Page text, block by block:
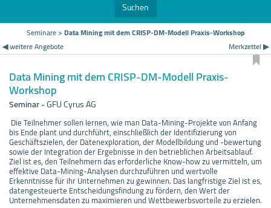
Suchen
Seminare> Data Mining mit dem CRISP-DM-Modell Praxis-Workshop
◀ weitere Angebote
Merkzettel ▶
Data Mining mit dem CRISP-DM-Modell Praxis-
Workshop
Seminar-GFU Cyrus AG
Die Teilnehmer sollen lernen, wie man Data-Mining-Projekte von Anfang
bis Ende plant und durchführt, einschließlich der Identifizierung von
Geschäftszielen, der Datenexploration, der Modellbildung und -bewertung
sowie der Integration der Ergebnisse in den betrieblichen Arbeitsablauf.
Ziel ist es, den Teilnehmern das erforderliche Know-how zu vermitteln, um
effektive Data-Mining-Analysen durchzuführen und wertvolle
Erkenntnisse für ihr Unternehmen zu gewinnen. Das langfristige Ziel ist es,
datengesteuerte Entscheidungsfindung zu fördern, den Wert der
Unternehmensdaten zu maximieren und Wettbewerbsvorteile zu erzielen.